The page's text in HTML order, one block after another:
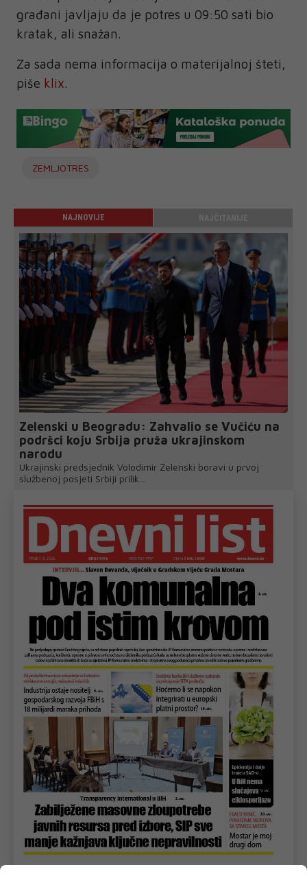
građani javljaju da je potres u 09:50 sati bio
kratak, ali snažan.
Za sada nema informacija o materijalnoj šteti,
piše klix.
ZEMLJOTRES
NAJNOVIJE
Zelenski u Beogradu: Zahvalio se Vučiću na
podršci koju Srbija pruža ukrajinskom
narodu
Ukrajinski predsjednik Volodimir Zelenski boravi u prvoj
službenoj posjeti Srbiji prilik...